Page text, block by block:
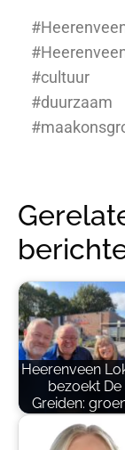
#cultuur
#duurzaam
Heerenveen
bezoekt De
Greiden: